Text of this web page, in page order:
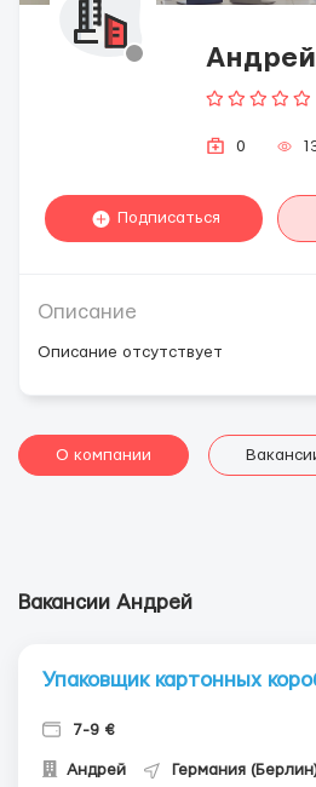
Андрей
0
Подписаться
Описание
Описание отсутствует
О компании
Вакансии Андрей
Упаковщик картонных
7-9 €
Андрей Германия